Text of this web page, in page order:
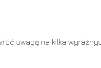
uwagę na kilka